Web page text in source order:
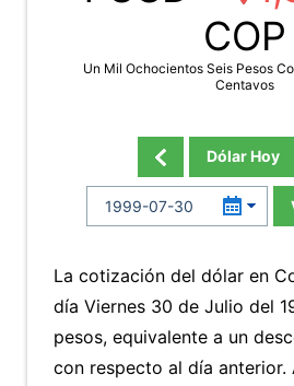
COP
Un Mil Ochocientos Seis Pesos
Centavos
Dólar Hoy
La cotización del dólar en
día Viernes 30 de Julio del
pesos, equivalente a un
con respecto al día anterior.